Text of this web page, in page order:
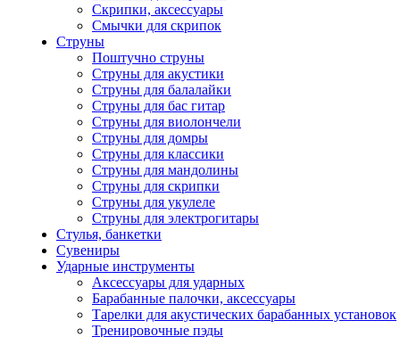
Скрипки, аксессуары
Смычки для скрипок
Струны
Поштучно струны
Струны для акустики
Струны для балалайки
Струны для бас гитар
Струны для виолончели
Струны для домры
Струны для классики
Струны для мандолины
Струны для скрипки
Струны для укулеле
Струны для электрогитары
Стулья, банкетки
Сувениры
Ударные инструменты
Аксессуары для ударных
Барабанные палочки, аксессуары
Тарелки для акустических барабанных установок
Тренировочные пэды